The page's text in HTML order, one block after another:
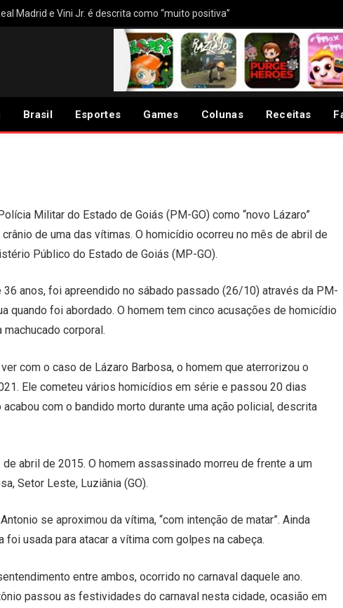
Madrid e Vini Jr. é descrita como “muito positiva”
Brasil Esportes Games Colunas Receitas
crânio de homem que
um tapa
2024
Militar do Estado de Goiás (PM-GO) como “novo Lázaro”
de uma das vítimas. O homicídio ocorreu no mês de abril de
Público do Estado de Goiás (MP-GO).
36 anos, foi apreendido no sábado passado (26/10) através da PM-
quando foi abordado. O homem tem cinco acusações de homicídio
corporal.
com o caso de Lázaro Barbosa, o homem que aterrorizou o
Ele cometeu vários homicídios em série e passou 20 dias
com o bandido morto durante uma ação policial, descrita
abril de 2015. O homem assassinado morreu de frente a um
Setor Leste, Luziânia (GO).
se aproximou da vítima, “com intenção de matar”. Ainda
foi usada para atacar a vítima com golpes na cabeça.
entre ambos, ocorrido no carnaval daquele ano.
passou as festividades do carnaval nesta cidade, ocasião em